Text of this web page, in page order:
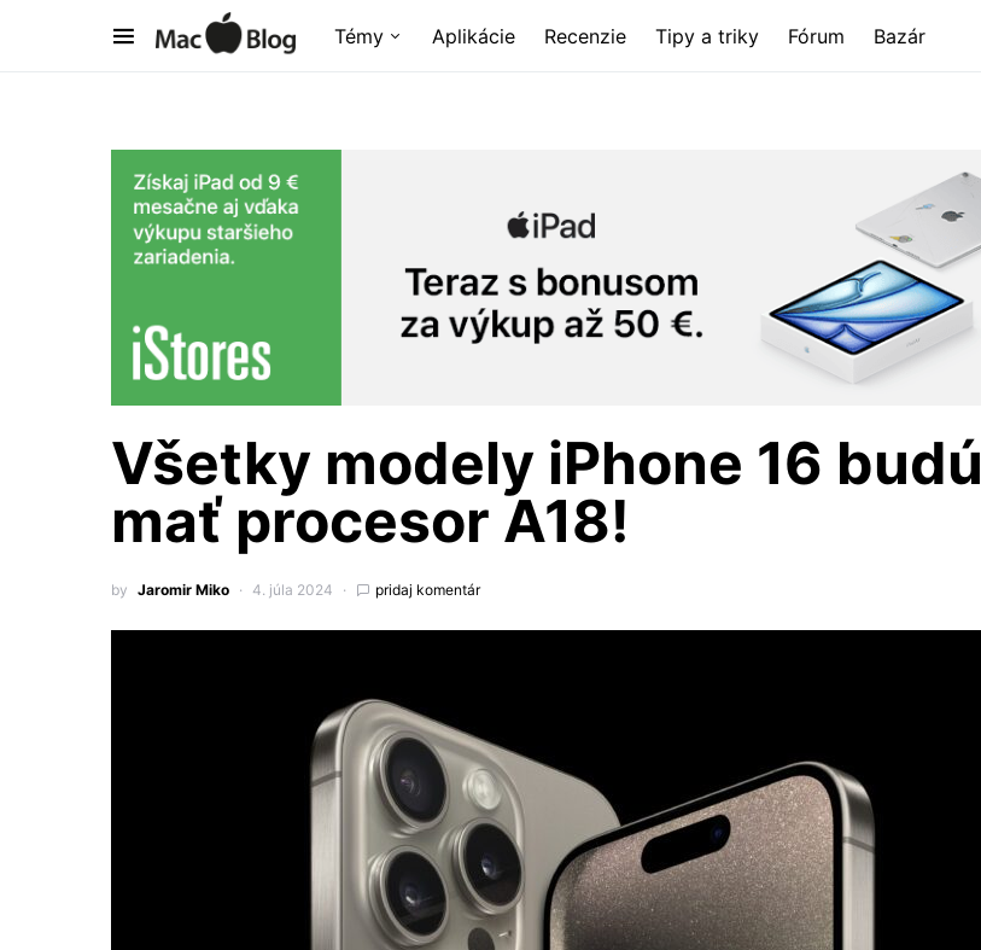
Témy Aplikácie Recenzie Tipy a triky Fórum Bazár
Všetky modely iPhone 16 budú
mať procesor A18!
by Jaromir Miko 4. júla 2024 pridaj komentár